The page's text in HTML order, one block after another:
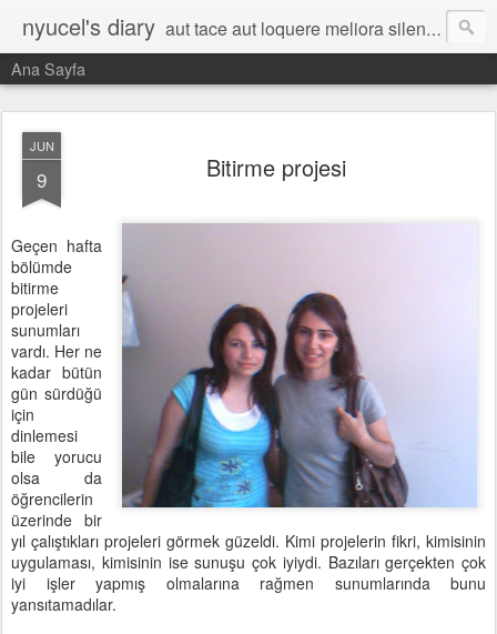
nyucel's diary aut tace aut loquere meliora silentio
Ana Sayfa
JUN
9 Bitirme projesi
Geçen hafta
bölümde
bitirme
projeleri
sunumları
vardı. Her ne
kadar bütün
gün sürdüğü
için
dinlemesi
bile yorucu
olsa da
öğrencilerin
üzerinde bir
yıl çalıştıkları projeleri görmek güzeldi. Kimi projelerin fikri, kimisinin
uygulaması, kimisinin ise sunuşu çok iyiydi. Bazıları gerçekten çok
iyi işler yapmış olmalarına rağmen sunumlarında bunu
yansıtamadılar.